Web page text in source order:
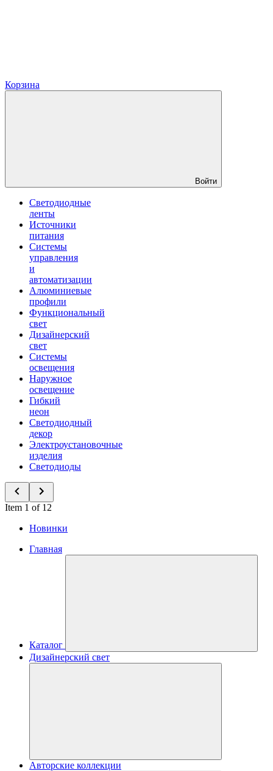
Корзина
Войти
Светодиодные
ленты
Источники
питания
Системы
управления
и
автоматизации
Алюминиевые
профили
Функциональный
свет
Дизайнерский
свет
Системы
освещения
Наружное
освещение
Гибкий
неон
Светодиодный
декор
Электроустановочные
изделия
Светодиоды
Item 1 of 12
Новинки
Главная
Каталог
Дизайнерский свет
Авторские коллекции